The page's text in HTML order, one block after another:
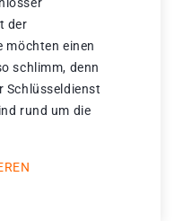
der
möchten einen
schlimm, denn
Schlüsseldienst
rund um die